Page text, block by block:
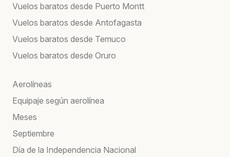
Vuelos baratos desde Puerto Montt
Vuelos baratos desde Antofagasta
Vuelos baratos desde Temuco
Vuelos baratos desde Oruro
Aerolíneas
Equipaje según aerolínea
Meses
Septiembre
Día de la Independencia Nacional